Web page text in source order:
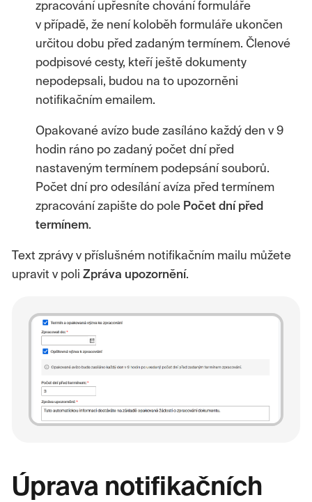
zpracování upřesníte chování formuláře
v případě, že není koloběh formuláře ukončen
určitou dobu před zadaným termínem. Členové
podpisové cesty, kteří ještě dokumenty
nepodepsali, budou na to upozorněni
notifikačním emailem.
Opakované avízo bude zasíláno každý den v 9
hodin ráno po zadaný počet dní před
nastaveným termínem podepsání souborů.
Počet dní pro odesílání avíza před termínem
zpracování zapište do pole Počet dní před
termínem.
Text zprávy v příslušném notifikačním mailu můžete
upravit v poli Zpráva upozornění.
Úprava notifikačních